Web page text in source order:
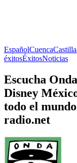
EspañolCuenca
éxitosÉxitosNoticias
Escucha
Disney
todo el
radio.net